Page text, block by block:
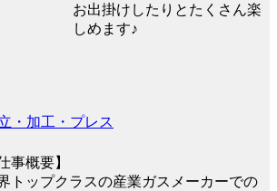
お出掛けしたりとたくさん楽
しめます♪
・加工・プレス
事概要】
トップクラスの産業ガスメーカーでの